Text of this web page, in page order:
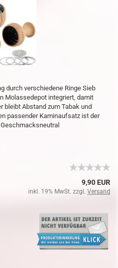
durch verschiedene Ringe Sieb
Molassedepot integriert, damit
bleibt Abstand zum Tabak und
passender Kaminaufsatz ist der
9,90 EUR
inkl. 19% MwSt. zzgl. Versand